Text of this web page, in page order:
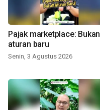
Pajak marketplace: Bukan
aturan baru
Senin, 3 Agustus 2026